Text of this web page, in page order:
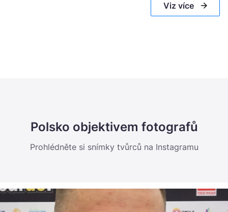
Viz více
Polsko objektivem fotografů
Prohlédněte si snímky tvůrců na Instagramu